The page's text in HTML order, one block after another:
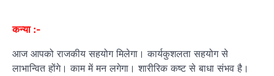
कन्या :-
आज आपको राजकीय सहयोग मिलेगा। कार्यकुशलता सहयोग से
लाभान्वित होंगे। काम में मन लगेगा। शारीरिक कष्‍ट से बाधा संभव है।